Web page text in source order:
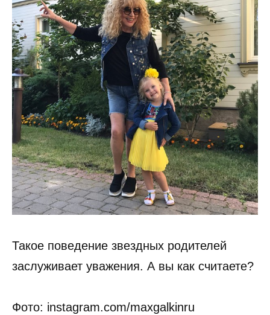
Такое поведение звездных родителей
заслуживает уважения. А вы как считаете?
Фото: instagram.com/maxgalkinru